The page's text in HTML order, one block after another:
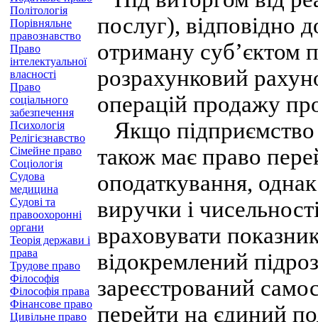
Політологія
Порівняльне
правознавство
Право
інтелектуальної
власності
Право
соціального
забезпечення
Психологія
Релігієзнавство
Сімейне право
Соціологія
Судова
медицина
Судові та
правоохоронні
органи
Теорія держави і
права
Трудове право
Філософія
Філософія права
Фінансове право
Цивільне право
послуг), відповідно
отриману суб’єктом
розрахунковий
операцій продажу
Якщо підприємство
також має право
оподаткування,
виручки і
враховувати
відокремлений
зареєстрований
перейти на єдиний